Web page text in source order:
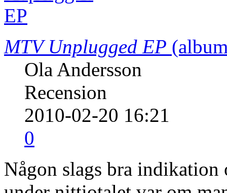
MTV Unplugged EP
Ola Andersson
Recension
2010-02-20 16:21
0
Någon slags bra indikation